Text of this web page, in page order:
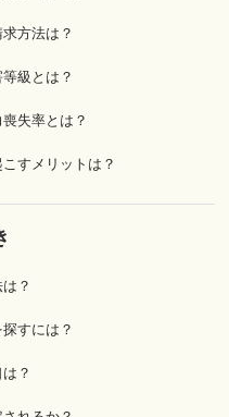
方法は？
級とは？
失率とは？
すメリットは？
？
すには？
？